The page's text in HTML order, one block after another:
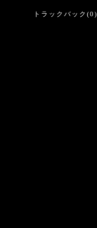
トラックバック(0)